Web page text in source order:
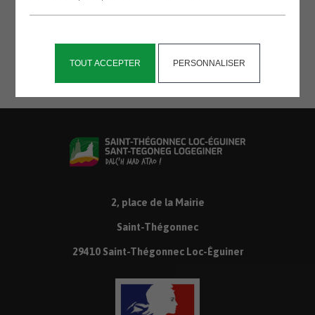
TOUT ACCEPTER PERSONNALISER
Merci de votre compréhension et pensez à
période.
2, place de la Mairie
Saint-Thégonnec
29410 Saint-Thégonnec Loc-Éguiner